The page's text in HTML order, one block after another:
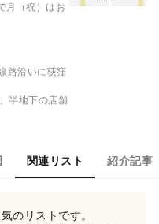
月（祝）はお
路沿いに荻窪
半地下の店舗
関連リスト 紹介記事
のリストです。